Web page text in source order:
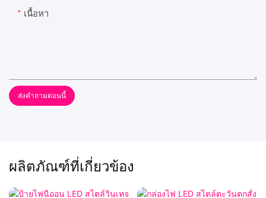
เนื้อหา
ส่งคำถามตอนนี้
ผลิตภัณฑ์ที่เกี่ยวข้อง